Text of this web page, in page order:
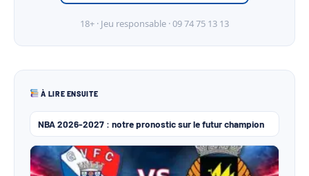
18+ · Jeu responsable · 09 74 75 13 13
À LIRE ENSUITE
NBA 2026-2027 : notre pronostic sur le futur champion